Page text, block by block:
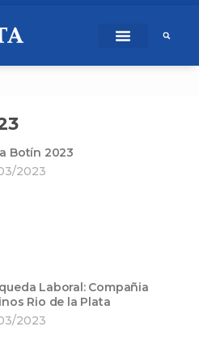
Botín 2023
2023
Laboral: Compañia
Rio de la Plata
2023